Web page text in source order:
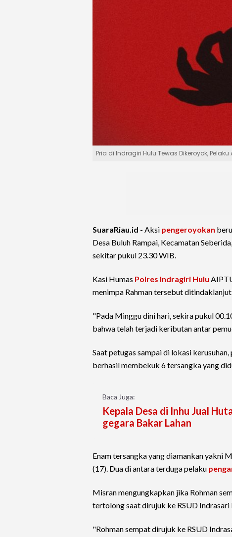
Pria di Indragiri Hulu Tewas Dikeroyok,
SuaraRiau.id - Aksi pengeroyokan
Desa Buluh Rampai, Kecamatan
sekitar pukul 23.30 WIB.
Kasi Humas Polres Indragiri Hulu
menimpa Rahman tersebut
"Pada Minggu dini hari, sekira pukul
bahwa telah terjadi keributan antar
Saat petugas sampai di lokasi
berhasil membekuk 6 tersangka yang
Baca Juga:
Kepala Desa di Inhu Jual
gegara Bakar Lahan
Enam tersangka yang diamankan yakni
(17). Dua di antara terduga pelaku
Misran mengungkapkan jika Rohman
tertolong saat dirujuk ke RSUD Indrasari
"Rohman sempat dirujuk ke RSUD